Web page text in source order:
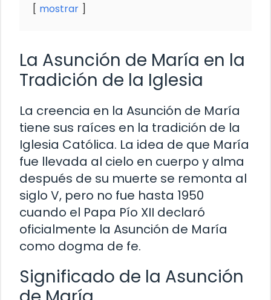
mostrar
La Asunción de María en la
Tradición de la Iglesia
La creencia en la Asunción de María
tiene sus raíces en la tradición de la
Iglesia Católica. La idea de que María
fue llevada al cielo en cuerpo y alma
después de su muerte se remonta al
siglo V, pero no fue hasta 1950
cuando el Papa Pío XII declaró
oficialmente la Asunción de María
como dogma de fe.
Significado de la Asunción